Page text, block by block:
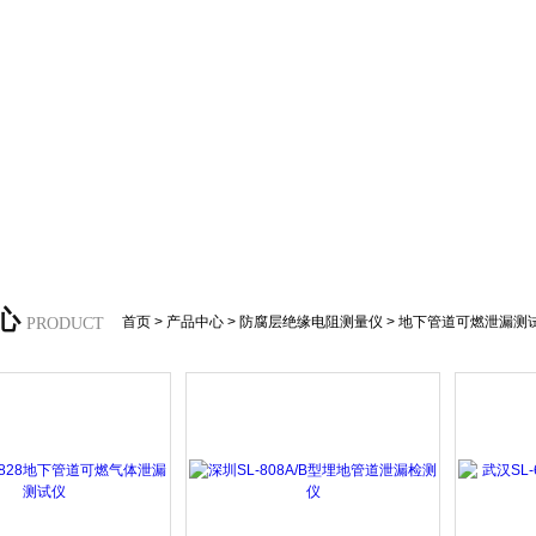
PRODUCT 首页 > 产品中心 > 防腐层绝缘电阻测量仪 > 地下管道可燃泄漏测